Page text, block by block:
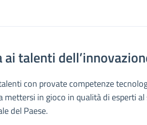
ai talenti
con provate competenze
in gioco in qualità di esperti
del Paese.